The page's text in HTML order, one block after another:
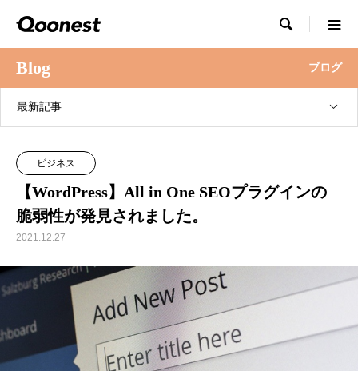

Blog ブログ
最新記事
ビジネス
【WordPress】All in One SEOプラグインの
脆弱性が発見されました。
2021.12.27